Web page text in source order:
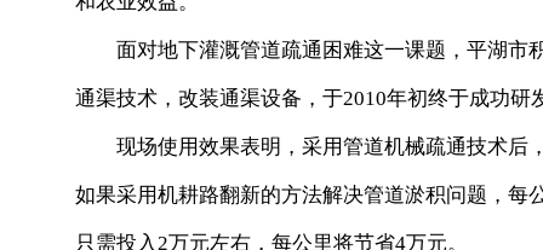
面对地下灌溉管道疏通困难这一课题，平湖市
通渠技术，改装通渠设备，于2010年初终于成功研
现场使用效果表明，采用管道机械疏通技术后
如果采用机耕路翻新的方法解决管道淤积问题，每
只需投入2万元左右，每公里将节省4万元。